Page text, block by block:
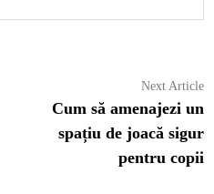
Next Article
Cum să amenajezi un
spațiu de joacă sigur
pentru copii